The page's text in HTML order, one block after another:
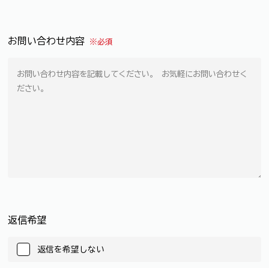
お問い合わせ内容 ※必須
返信希望
返信を希望しない